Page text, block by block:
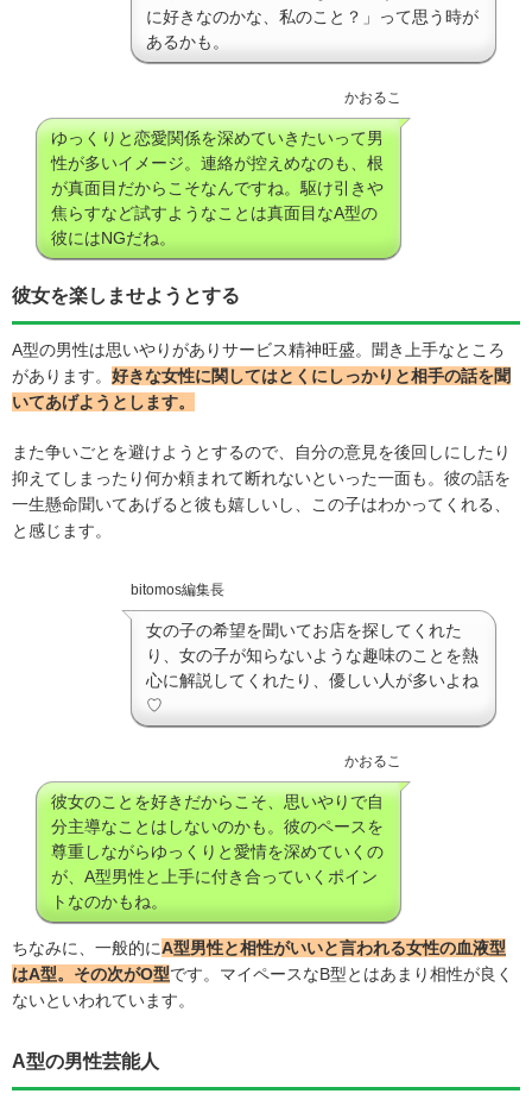
に好きなのかな、私のこと？」って思う時が
あるかも。
かおるこ
ゆっくりと恋愛関係を深めていきたいって男
性が多いイメージ。連絡が控えめなのも、根
が真面目だからこそなんですね。駆け引きや
焦らすなど試すようなことは真面目なA型の
彼にはNGだね。
彼女を楽しませようとする
A型の男性は思いやりがありサービス精神旺盛。聞き上手なところ
があります。 好きな女性に関してはとくにしっかりと相手の話を聞
いてあげようとします。
また争いごとを避けようとするので、自分の意見を後回しにしたり
抑えてしまったり何か頼まれて断れないといった一面も。彼の話を
一生懸命聞いてあげると彼も嬉しいし、この子はわかってくれる、
と感じます。
bitomos編集長
女の子の希望を聞いてお店を探してくれた
り、女の子が知らないような趣味のことを熱
心に解説してくれたり、優しい人が多いよね
♡
かおるこ
彼女のことを好きだからこそ、思いやりで自
分主導なことはしないのかも。彼のペースを
尊重しながらゆっくりと愛情を深めていくの
が、A型男性と上手に付き合っていくポイン
トなのかもね。
ちなみに、一般的にA型男性と相性がいいと言われる女性の血液型
はA型。その次がO型です。マイペースなB型とはあまり相性が良く
ないといわれています。
A型の男性芸能人